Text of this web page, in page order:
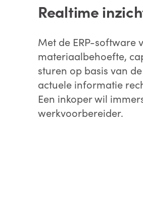
Realtime
Met de ERP-software
materiaalbehoefte,
sturen op basis van
actuele informatie
Een inkoper wil
werkvoorbereider.